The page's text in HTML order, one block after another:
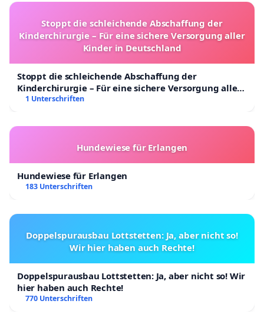
Stoppt die schleichende Abschaffung der
Kinderchirurgie – Für eine sichere Versorgung aller
Kinder in Deutschland
Stoppt die schleichende Abschaffung der
Kinderchirurgie – Für eine sichere Versorgung aller
Kinder in Deutschland
1 Unterschriften
Hundewiese für Erlangen
Hundewiese für Erlangen
183 Unterschriften
Doppelspurausbau Lottstetten: Ja, aber nicht so!
Wir hier haben auch Rechte!
Doppelspurausbau Lottstetten: Ja, aber nicht so! Wir
hier haben auch Rechte!
770 Unterschriften